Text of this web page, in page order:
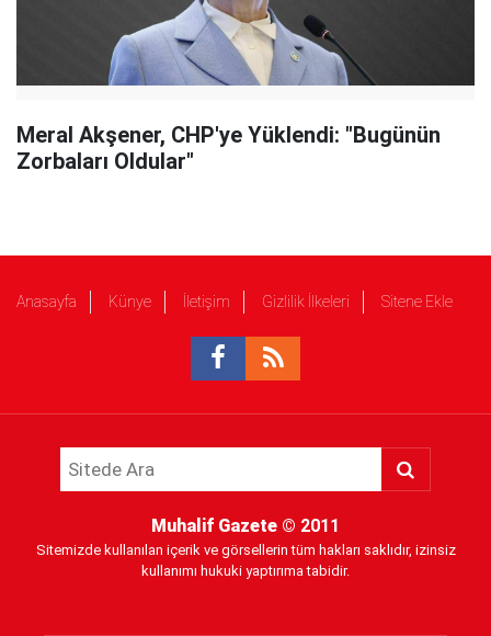
Meral Akşener, CHP'ye Yüklendi: "Bugünün
Zorbaları Oldular"
Anasayfa Künye İletişim Gizlilik İlkeleri Sitene Ekle
Muhalif Gazete © 2011
Sitemizde kullanılan içerik ve görsellerin tüm hakları saklıdır, izinsiz
kullanımı hukuki yaptırıma tabidir.